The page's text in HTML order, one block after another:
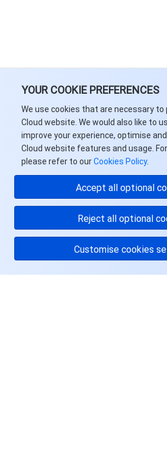
YOUR COOKIE PREFERENCES
We use cookies that are necessary to
Cloud website. We would also like to
improve your experience, optimise
Cloud website features and usage.
please refer to ourCookies Policy.
Accept all optional
Reject all optional
Customise cookies
腾讯特效 SDK
腾讯健康组学平台
数智医疗影像平台
智能导诊
智能预问诊
云资源管理
API
SDK
智能顾问
开发者工具
云市场
云原生构建
Low Code
云开发 CloudBase
监控与运维
腾讯云可观测平台